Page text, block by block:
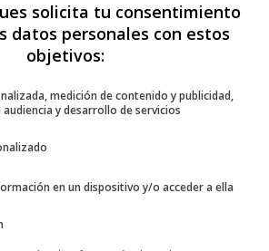
Sin embargo, a menudo se
y educadores deben abordar para ayudar
una gran cantidad de emociones y
un aspecto clave para una vida plena y
mental. En primer lugar,
es
físico, y viceversa. Es importante
solicita tu consentimiento
datos personales con estos
objetivos:
medición de contenido y publicidad,
y desarrollo de servicios
en un dispositivo y/o acceder a ella